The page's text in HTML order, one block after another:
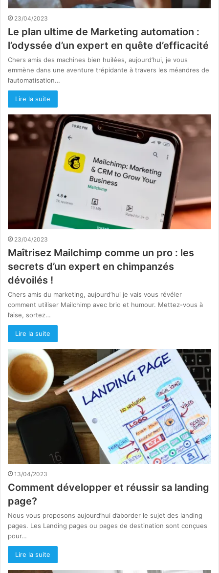
23/04/2023
Le plan ultime de Marketing automation :
l’odyssée d’un expert en quête d’efficacité
Chers amis des machines bien huilées, aujourd’hui, je vous
emmène dans une aventure trépidante à travers les méandres de
l’automatisation…
Lire la suite
23/04/2023
Maîtrisez Mailchimp comme un pro : les
secrets d’un expert en chimpanzés
dévoilés !
Chers amis du marketing, aujourd’hui je vais vous révéler
comment utiliser Mailchimp avec brio et humour. Mettez-vous à
l’aise, sortez…
Lire la suite
13/04/2023
Comment développer et réussir sa landing
page?
Nous vous proposons aujourd’hui d’aborder le sujet des landing
pages. Les Landing pages ou pages de destination sont conçues
pour…
Lire la suite